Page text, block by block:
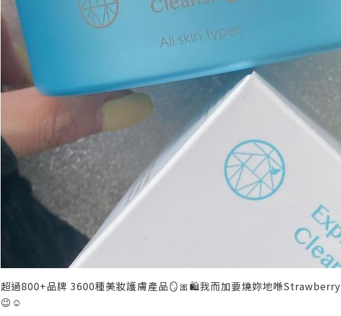
超過800+品牌 3600種美妝護膚產品🪞🎀🛍️我而加要燒妳地喺
😉☺️